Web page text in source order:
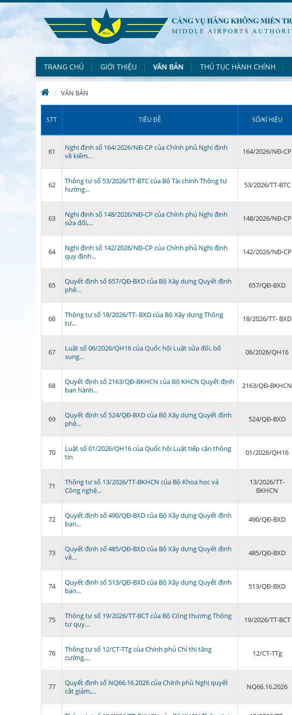
TRANG CHỦ GIỚI THIỆU VĂN BẢN THỦ TỤC HÀNH CHÍNH
VĂN BẢN
STT TIÊU ĐỀ SỐ/KÍ HIỆU
61
Nghị định số 164/2026/NĐ-CP của Chính phủ Nghị định
về kiểm...
164/2026/NĐ-CP
62
Thông tư số 53/2026/TT-BTC của Bộ Tài chính Thông tư
hướng...
53/2026/TT-BTC
63
Nghị định số 148/2026/NĐ-CP của Chính phủ Nghị định
sửa đổi,...
148/2026/NĐ-CP
64
Nghị định số 142/2026/NĐ-CP của Chính phủ Nghị định
quy định...
142/2026/NĐ-CP
65
Quyết định số 657/QĐ-BXD của Bộ Xây dựng Quyết định
phê...
657/QĐ-BXD
66
Thông tư số 18/2026/TT- BXD của Bộ Xây dựng Thông
tư...
18/2026/TT- BXD
67
Luật số 06/2026/QH16 của Quốc hội Luật sửa đổi, bổ
sung...
06/2026/QH16
68
Quyết định số 2163/QĐ-BKHCN của Bộ KHCN Quyết định
ban hành...
2163/QĐ-BKHCN
69
Quyết định số 524/QĐ-BXD của Bộ Xây dựng Quyết định
phê...
524/QĐ-BXD
70
Luật số 01/2026/QH16 của Quốc hội Luật tiếp cận thông
tin
01/2026/QH16
71
Thông tư số 13/2026/TT-BKHCN của Bộ Khoa học và
Công nghệ...
13/2026/TT-
BKHCN
72
Quyết định số 490/QĐ-BXD của Bộ Xây dựng Quyết định
ban...
490/QĐ-BXD
73
Quyết định số 485/QĐ-BXD của Bộ Xây dựng Quyết định
về...
485/QĐ-BXD
74
Quyết định số 513/QĐ-BXD của Bộ Xây dựng Quyết định
ban...
513/QĐ-BXD
75
Thông tư số 19/2026/TT-BCT của Bộ Công thương Thông
tư quy...
19/2026/TT-BCT
76
Thông tư số 12/CT-TTg của Chính phủ Chỉ thị tăng
cường,...
12/CT-TTg
77
Quyết định số NQ66.16.2026 của Chính phủ Nghị quyết
cắt giảm,...
NQ66.16.2026